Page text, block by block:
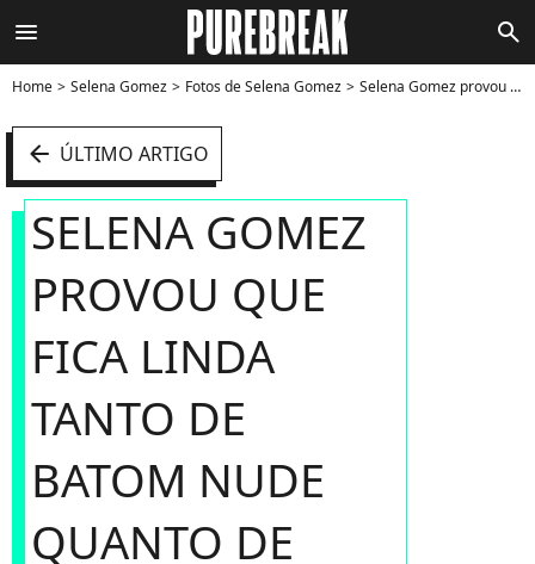
menu search
Home Selena Gomez Fotos de Selena Gomez Selena Gomez provou que fica linda tanto de batom nude quanto de batom colorido! - Foto
arrow_left ÚLTIMO ARTIGO
SELENA GOMEZ
PROVOU QUE
FICA LINDA
TANTO DE
BATOM NUDE
QUANTO DE